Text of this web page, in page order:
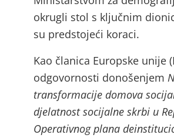
okrugli stol s ključnim
su predstojeći koraci.
Kao članica Europske unije
odgovornosti donošenjem
transformacije domova
djelatnost socijalne skrbi u
Operativnog plana